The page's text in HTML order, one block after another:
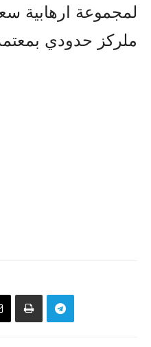
لمجموعة ارهابية
ملركز حدودي